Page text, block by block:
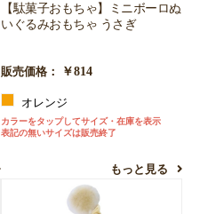
【駄菓子おもちゃ】ミニボーロぬ
いぐるみおもちゃ うさぎ
販売価格： ￥814
オレンジ
カラーをタップしてサイズ・在庫を表示
表記の無いサイズは販売終了
もっと見る